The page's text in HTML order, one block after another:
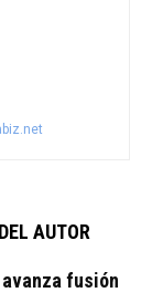
AUTOR
fusión